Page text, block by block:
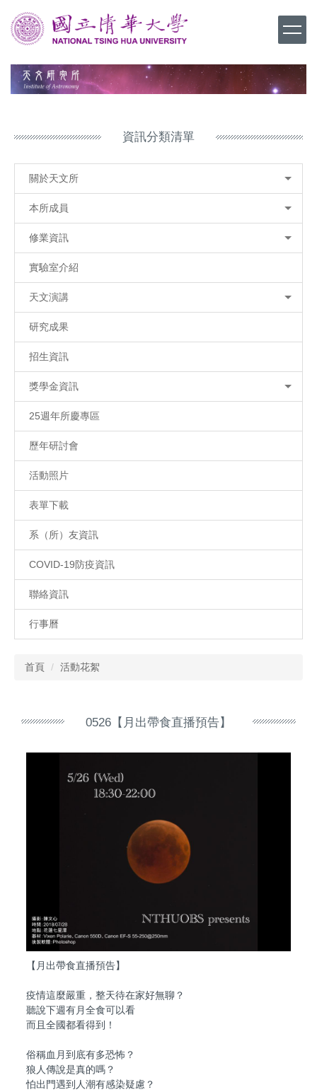
到
主
容
資訊分類清單
關於天文所
本所成員
修業資訊
實驗室介紹
天文演講
研究成果
招生資訊
獎學金資訊
25週年所慶專區
歷年研討會
活動照片
表單下載
系（所）友資訊
COVID-19防疫資訊
聯絡資訊
行事曆
首頁 活動花絮
0526【月出帶食直播預告】
【月出帶食直播預告】
疫情這麼嚴重，整天待在家好無聊？
聽說下週有月全食可以看
而且全國都看得到！
俗稱血月到底有多恐怖？
狼人傳說是真的嗎？
怕出門遇到人潮有感染疑慮？